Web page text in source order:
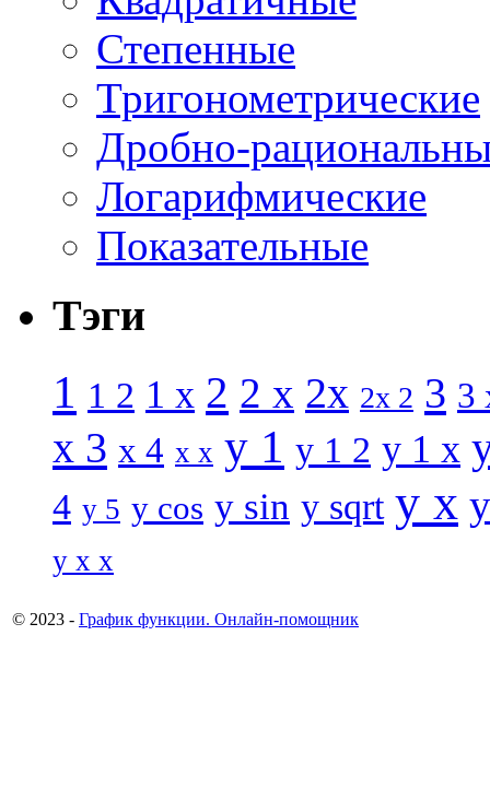
Степенные
Тригонометрические
Дробно-
Логарифмические
Показательные
Тэги
1 1 2 1 x 2 2 x 2x 2x 2 3 3
x 3 x 4 x x y 1 y 1 2 y 1 x
4 y 5 y cos y sin y sqrt y x
y x x
© 2023 - График функции. Онлайн-помощник